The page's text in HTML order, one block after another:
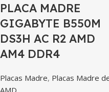
PLACA MADRE
GIGABYTE B550M
DS3H AC R2 AMD
AM4 DDR4
Placas Madre, Placas Madre
AMD